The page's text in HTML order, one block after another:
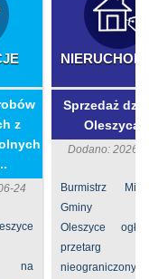
z
24
na
Sprzedaż
Dodano: 2026-
Burmistrz
Gminy
Oleszyce
przetarg
nieograniczony